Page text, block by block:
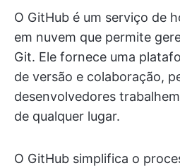
O GitHub é um serviço de
em nuvem que permite
Git. Ele fornece uma
de versão e colaboração,
desenvolvedores
de qualquer lugar.
O GitHub simplifica o